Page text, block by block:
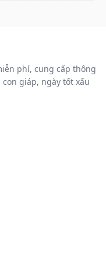
phí, cung cấp thông
giáp, ngày tốt xấu